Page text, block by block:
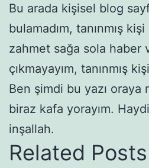
Bu arada kişisel blog
bulamadım, tanınmış
zahmet sağa sola haber
çıkmayayım, tanınmış
Ben şimdi bu yazı oraya
biraz kafa yorayım.
inşallah.
Related